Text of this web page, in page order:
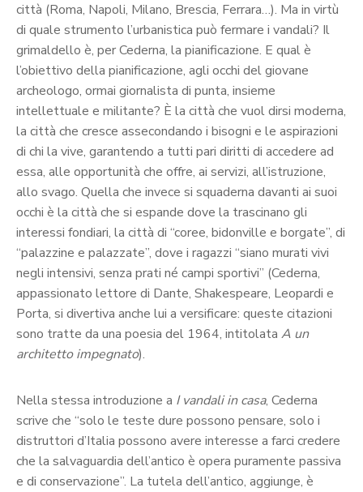
città (Roma, Napoli, Milano, Brescia, Ferrara…). Ma in virtù
di quale strumento l’urbanistica può fermare i vandali? Il
grimaldello è, per Cederna, la pianificazione. E qual è
l’obiettivo della pianificazione, agli occhi del giovane
archeologo, ormai giornalista di punta, insieme
intellettuale e militante? È la città che vuol dirsi moderna,
la città che cresce assecondando i bisogni e le aspirazioni
di chi la vive, garantendo a tutti pari diritti di accedere ad
essa, alle opportunità che offre, ai servizi, all’istruzione,
allo svago. Quella che invece si squaderna davanti ai suoi
occhi è la città che si espande dove la trascinano gli
interessi fondiari, la città di “coree, bidonville e borgate”, di
“palazzine e palazzate”, dove i ragazzi “siano murati vivi
negli intensivi, senza prati né campi sportivi” (Cederna,
appassionato lettore di Dante, Shakespeare, Leopardi e
Porta, si divertiva anche lui a versificare: queste citazioni
sono tratte da una poesia del 1964, intitolata A un
architetto impegnato).
Nella stessa introduzione a I vandali in casa, Cederna
scrive che “solo le teste dure possono pensare, solo i
distruttori d’Italia possono avere interesse a farci credere
che la salvaguardia dell’antico è opera puramente passiva
e di conservazione”. La tutela dell’antico, aggiunge, è